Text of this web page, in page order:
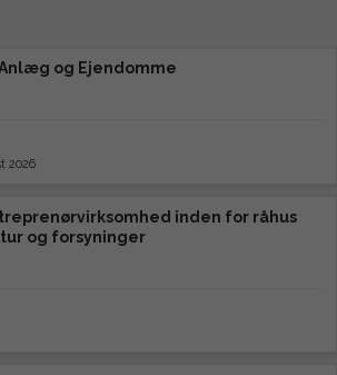
og Ejendomme
2026
inden for råhus
og forsyninger